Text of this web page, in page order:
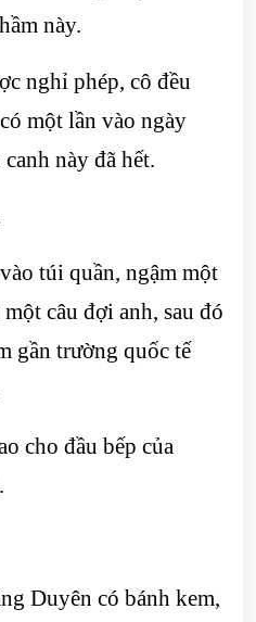
này.
nghỉ phép, cô đều
một lần vào ngày
này đã hết.
túi quần, ngậm một
câu đợi anh, sau đó
gần trường quốc tế
cho đầu bếp của
Duyên có bánh kem,